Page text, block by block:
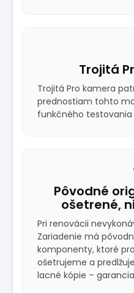
Trojitá
Trojitá Pro kamera
prednostiam tohto
funkčného testovania
Pôvodné
ošetrené,
Pri renovácii
Zariadenie má
komponenty, ktoré
ošetrujeme a
lacné kópie –